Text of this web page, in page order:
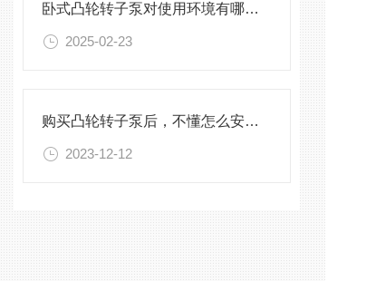
卧式凸轮转子泵对使用环境有哪些要求？
2025-02-23
购买凸轮转子泵后，不懂怎么安装的快来看这里
2023-12-12